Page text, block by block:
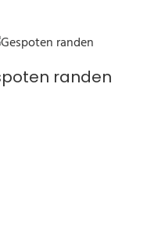
randen